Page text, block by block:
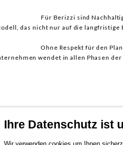
Für Berizzi sind
das nicht nur auf die
Ohne Respekt für den
wendet in allen Phasen
Ihre Datenschutz ist